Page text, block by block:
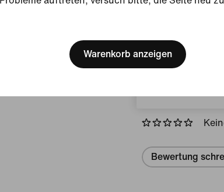
We think you are
Update your
Warenkorb anzeigen
Produktdetails
Größe und
Bewertung